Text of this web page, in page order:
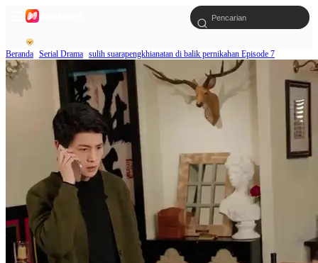
Beranda Serial Drama sulih suarapengkhianatan di balik pernikahan Episode 7